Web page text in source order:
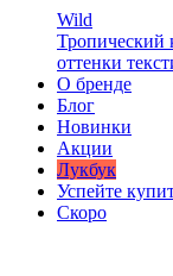
Wild
Тропический
оттенки
О бренде
Блог
Новинки
Акции
Лукбук
Успейте
Скоро